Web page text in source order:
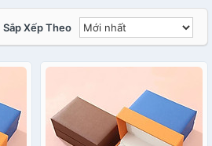
Sắp Xếp Theo